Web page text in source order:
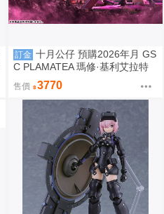
訂金 十月公仔 預購2026年月 GS
C PLAMATEA 瑪修·基利艾拉特
[奧特瑙斯] Black Barrel Edition
組裝模型 0924
售價 3770